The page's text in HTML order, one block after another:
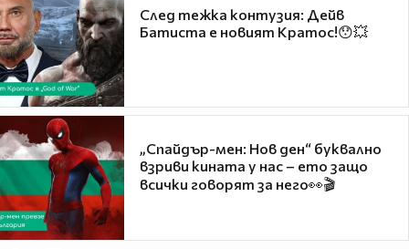
След тежка контузия: Дейв
Батиста е новият Кратос!😯💥
„Спайдър-мен: Нов ден“ буквално
взриви кината у нас – ето защо
всички говорят за него👀🎬